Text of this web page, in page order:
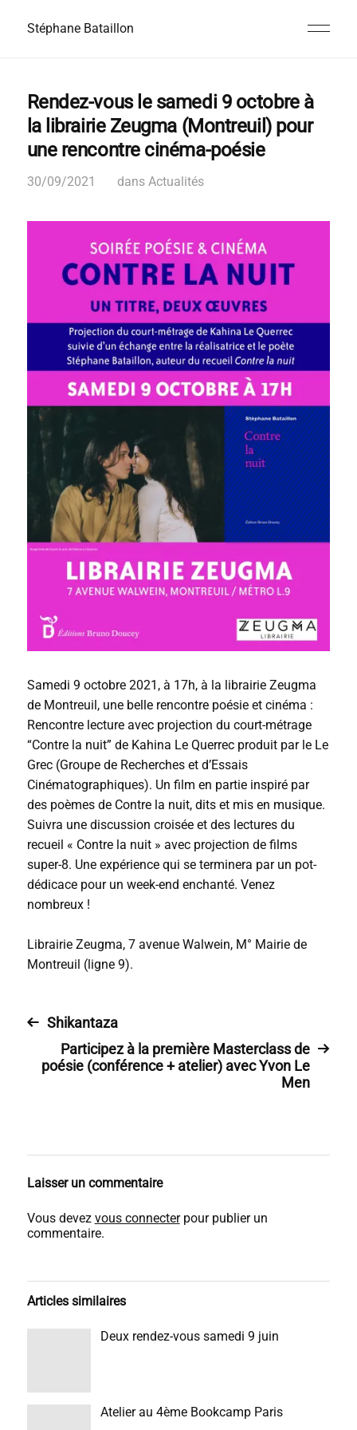
Stéphane Bataillon
Rendez-vous le samedi 9 octobre à
la librairie Zeugma (Montreuil) pour
une rencontre cinéma-poésie
30/09/2021 dans Actualités
Samedi 9 octobre 2021, à 17h, à la librairie Zeugma
de Montreuil, une belle rencontre poésie et cinéma :
Rencontre lecture avec projection du court-métrage
“Contre la nuit” de Kahina Le Querrec produit par le Le
Grec (Groupe de Recherches et d’Essais
Cinématographiques). Un film en partie inspiré par
des poèmes de Contre la nuit, dits et mis en musique.
Suivra une discussion croisée et des lectures du
recueil « Contre la nuit » avec projection de films
super-8. Une expérience qui se terminera par un pot-
dédicace pour un week-end enchanté. Venez
nombreux !
Librairie Zeugma, 7 avenue Walwein, M° Mairie de
Montreuil (ligne 9).
Shikantaza
Participez à la première Masterclass de
poésie (conférence + atelier) avec Yvon Le
Men
Laisser un commentaire
Vous devez vous connecterpour publier un
commentaire.
Articles similaires
Deux rendez-vous samedi 9 juin
Atelier au 4ème Bookcamp Paris